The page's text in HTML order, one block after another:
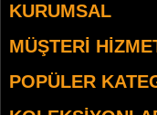
KURUMSAL
MÜŞTERI
POPÜLER